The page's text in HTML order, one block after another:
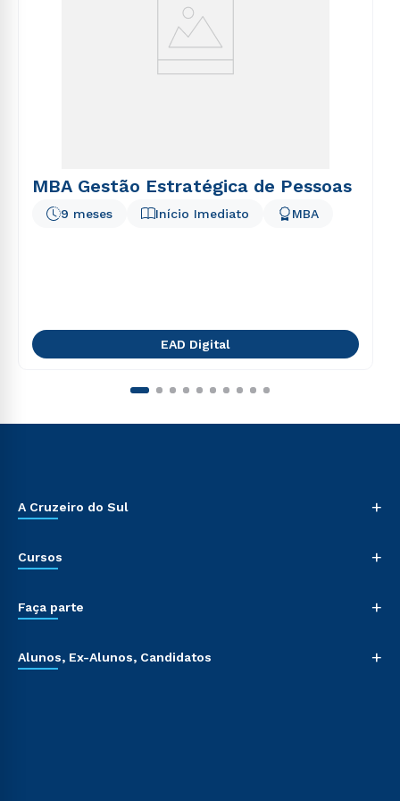
MBA Gestão Estratégica de Pessoas
Início Imediato
9 meses MBA
EAD Digital
A Cruzeiro do Sul +
Cursos +
Faça parte +
Alunos, Ex-Alunos, Candidatos +